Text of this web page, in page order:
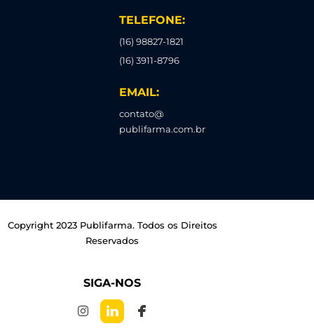
TELEFONE:
(16) 98827-1821
(16) 3911-8796
EMAIL:
contato@
publifarma.com.br
Copyright 2023 Publifarma. Todos os Direitos
Reservados
SIGA-NOS